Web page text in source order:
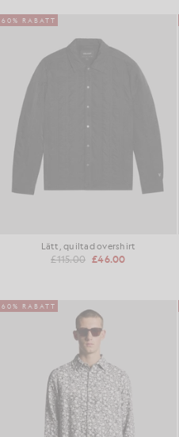
60% RABATT
Lätt, quiltad overshirt
£115.00 £46.00
60% RABATT